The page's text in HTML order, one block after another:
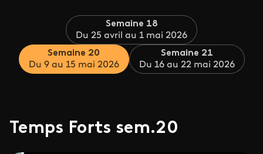
Semaine 18
Du 25 avril au 1 mai 2026
Semaine 20
Du 9 au 15 mai 2026
Semaine 21
Du 16 au 22 mai 2026
Temps Forts sem.20